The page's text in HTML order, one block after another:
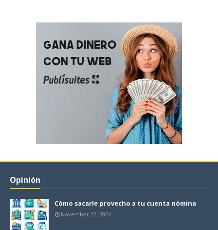
Opinión
Cómo sacarle provecho a tu cuenta nómina
November 22, 2024